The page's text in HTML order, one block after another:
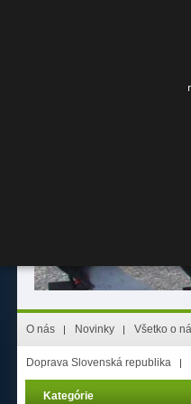
O nás Novinky Všetko o
Doprava Slovenská republika
Kategórie
Nevyhnutne potrebné súbory
nevyhnutne potrebných súborov
Meno